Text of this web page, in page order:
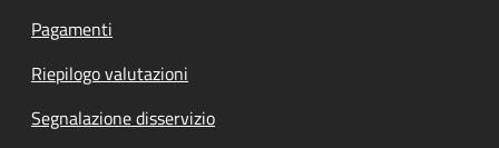
Pagamenti
Riepilogo valutazioni
Segnalazione disservizio